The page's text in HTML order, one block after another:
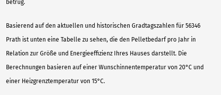
betrug.
Basierend auf den aktuellen und historischen Gradtagszahlen für 56346
Prath ist unten eine Tabelle zu sehen, die den Pelletbedarf pro Jahr in
Relation zur Größe und Energieeffizienz Ihres Hauses darstellt. Die
Berechnungen basieren auf einer Wunschinnentemperatur von 20°C und
einer Heizgrenztemperatur von 15°C.